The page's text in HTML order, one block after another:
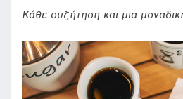
Κάθε συζήτηση και μια